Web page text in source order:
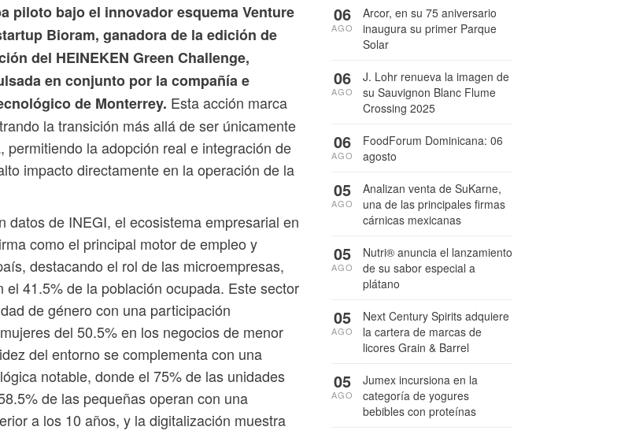
piloto bajo el innovador esquema Venture
Bioram, ganadora de la edición de
del HEINEKEN Green Challenge,
en conjunto por la compañía e
de Monterrey. Esta acción marca
la transición más allá de ser únicamente
permitiendo la adopción real e integración de
impacto directamente en la operación de la
datos de INEGI, el ecosistema empresarial en
como el principal motor de empleo y
destacando el rol de las microempresas,
el 41.5% de la población ocupada. Este sector
de género con una participación
del 50.5% en los negocios de menor
del entorno se complementa con una
notable, donde el 75% de las unidades
de las pequeñas operan con una
a los 10 años, y la digitalización muestra
Arcor, en su 75 aniversario
inaugura su primer Parque
Solar
06
AGO
J. Lohr renueva la imagen de
su Sauvignon Blanc Flume
Crossing 2025
06
AGO
FoodForum Dominicana: 06
agosto
06
AGO
Analizan venta de SuKarne,
una de las principales firmas
cárnicas mexicanas
05
AGO
Nutri® anuncia el lanzamiento
de su sabor especial a
plátano
05
AGO
Next Century Spirits adquiere
la cartera de marcas de
licores Grain & Barrel
05
AGO
Jumex incursiona en la
categoría de yogures
bebibles con proteínas
05
AGO